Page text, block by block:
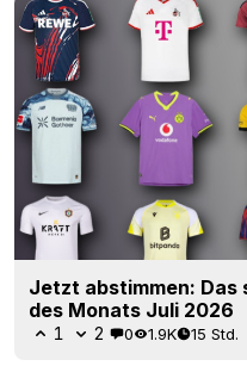
Jetzt abstimmen:
des Monats Juli 2026
1 2 0 1.9K 15 Std.